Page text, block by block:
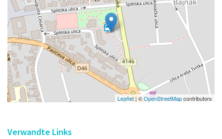
Leaflet | ©OpenStreetMapcontributors
Verwandte Links